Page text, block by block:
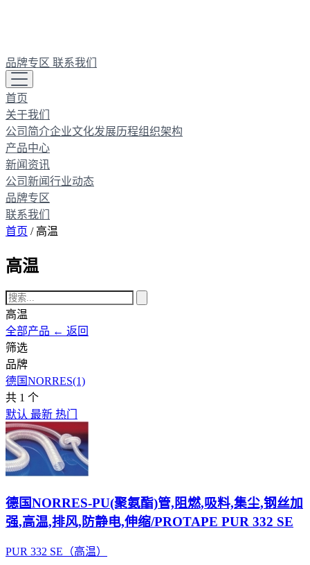
品牌专区 联系我们
首页
关于我们
公司简介企业文化发展历程组织架构
产品中心
新闻资讯
公司新闻行业动态
品牌专区
联系我们
首页 / 高温
高温
高温
全部产品 ← 返回
筛选
品牌
德国NORRES(1)
共 1 个
默认 最新 热门
德国NORRES-PU(聚氨酯)管,阻燃,吸料,集尘,钢丝加
强,高温,排风,防静电,伸缩/PROTAPE PUR 332 SE
PUR 332 SE（高温）